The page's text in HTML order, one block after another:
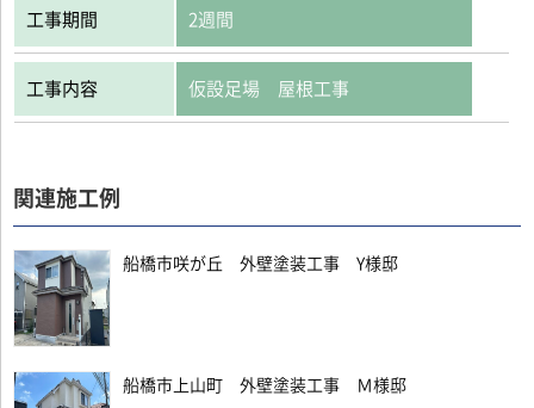
工事期間 2週間
工事内容 仮設足場 屋根工事
関連施工例
船橋市咲が丘 外壁塗装工事 Y様邸
船橋市上山町 外壁塗装工事 Ｍ様邸